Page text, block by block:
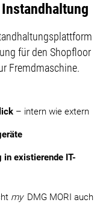
für den Shopfloor
Fremdmaschine.
– intern wie extern
in existierende IT-
my DMG MORI auch